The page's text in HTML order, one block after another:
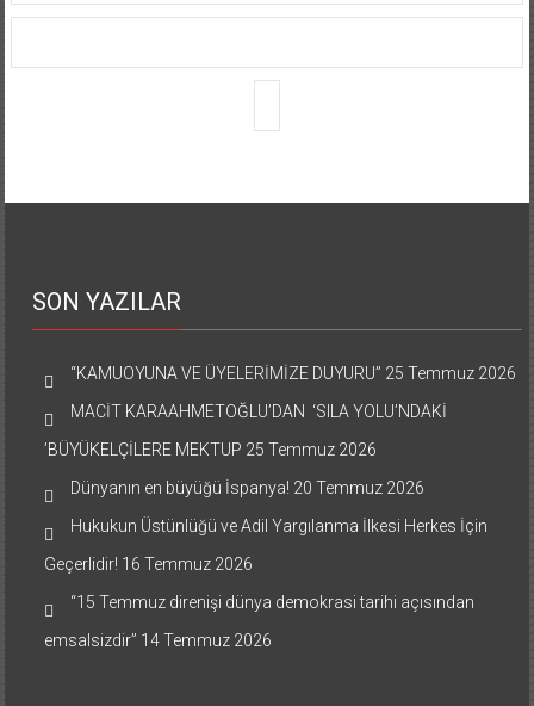
SON YAZILAR
“KAMUOYUNA VE ÜYELERİMİZE DUYURU” 25 Temmuz 2026
MACİT KARAAHMETOĞLU’DAN ‘SILA YOLU’NDAKİ
’BÜYÜKELÇİLERE MEKTUP 25 Temmuz 2026
Dünyanın en büyüğü İspanya! 20 Temmuz 2026
Hukukun Üstünlüğü ve Adil Yargılanma İlkesi Herkes İçin
Geçerlidir! 16 Temmuz 2026
“15 Temmuz direnişi dünya demokrasi tarihi açısından
emsalsizdir” 14 Temmuz 2026